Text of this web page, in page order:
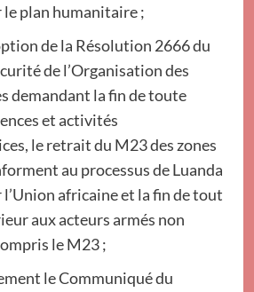
le plan humanitaire ;
de la Résolution 2666 du
de l’Organisation des
demandant la fin de toute
et activités
le retrait du M23 des zones
au processus de Luanda
africaine et la fin de tout
aux acteurs armés non
le M23 ;
le Communiqué du